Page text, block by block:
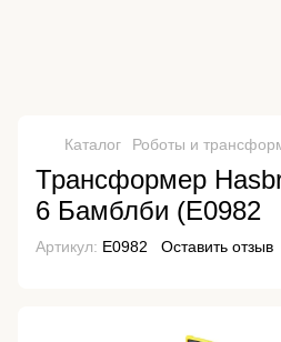
Каталог Роботы и
Трансформер
6 Бамблби (E0982
Артикул: E0982 Оставить отзыв